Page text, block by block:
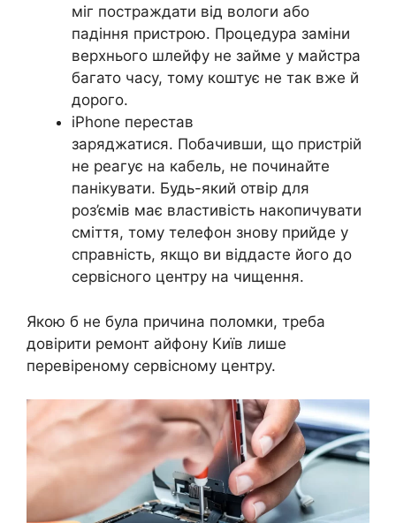
міг постраждати від вологи або
падіння пристрою. Процедура заміни
верхнього шлейфу не займе у майстра
багато часу, тому коштує не так вже й
дорого.
iPhone перестав
заряджатися. Побачивши, що пристрій
не реагує на кабель, не починайте
панікувати. Будь-який отвір для
роз’ємів має властивість накопичувати
сміття, тому телефон знову прийде у
справність, якщо ви віддасте його до
сервісного центру на чищення.
Якою б не була причина поломки, треба
довірити ремонт айфону Київ лише
перевіреному сервісному центру.